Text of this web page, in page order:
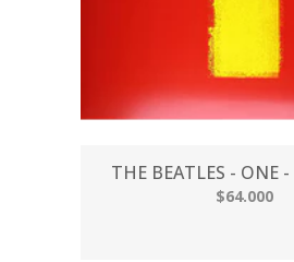
THE BEATLES - ONE
$64.000